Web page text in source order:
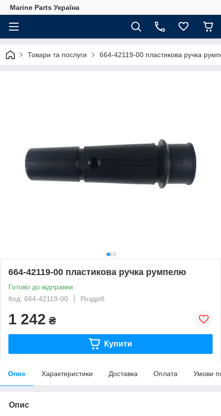
Marine Parts Україна
Товари та послуги 664-42119-00 пластикова ручка
664-42119-00 пластикова ручка румпелю
Готово до відправки
Код: 664-42119-00
Роздріб
1 242 ₴
Купити
Опис Характеристики Доставка Оплата Умови
Опис